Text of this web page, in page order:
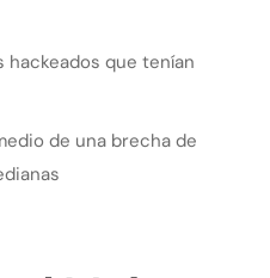
que tenían
de una brecha de